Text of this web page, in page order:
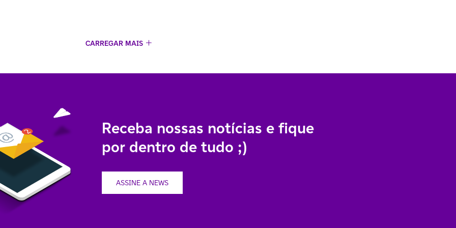
CARREGAR MAIS
Receba nossas notícias e fique
por dentro de tudo ;)
ASSINE A NEWS